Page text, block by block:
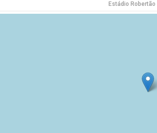
Estádio